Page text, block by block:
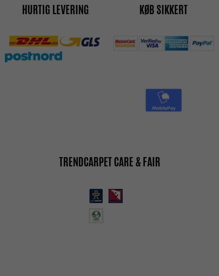
HURTIG LEVERING KØB SIKKERT
TRENDCARPET CARE & FAIR